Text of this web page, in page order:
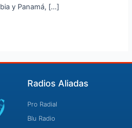
y Panamá, […]
Radios Aliadas
Pro Radial
Blu Radio